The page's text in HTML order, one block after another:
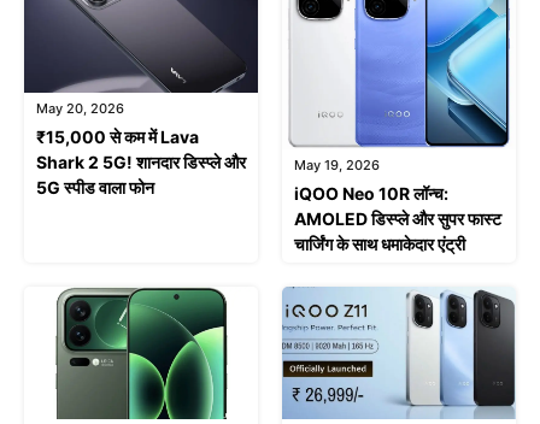
May 20, 2026
₹15,000 से कम में Lava
Shark 2 5G! शानदार डिस्प्ले और
5G स्पीड वाला फोन
May 19, 2026
iQOO Neo 10R लॉन्च:
AMOLED डिस्प्ले और सुपर फास्ट
चार्जिंग के साथ धमाकेदार एंट्री